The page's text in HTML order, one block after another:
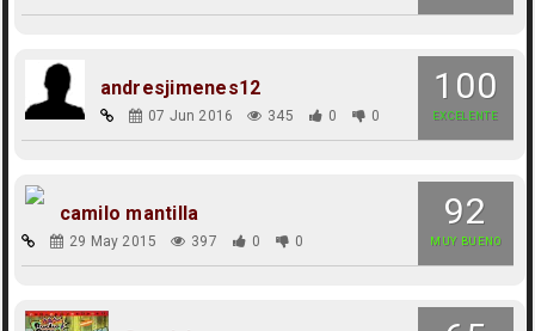
100
EXCELENTE
andresjimenes12
07 Jun 2016 345 0 0
92
MUY BUENO
camilo mantilla
29 May 2015 397 0 0